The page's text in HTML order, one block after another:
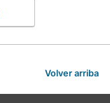
Volver arriba